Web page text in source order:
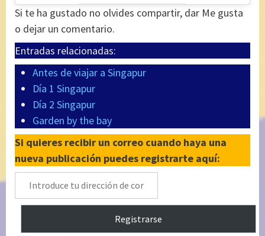
Si te ha gustado no olvides compartir, dar Me gusta
o dejar un comentario.
Entradas relacionadas:
Antes de viajar a Singapur
Día 1 Singapur
Día 2 Singapur
Garden by the bay
Si quieres recibir un correo cuando haya una
nueva publicación puedes registrarte aquí:
Introduce
tu
Registrarse